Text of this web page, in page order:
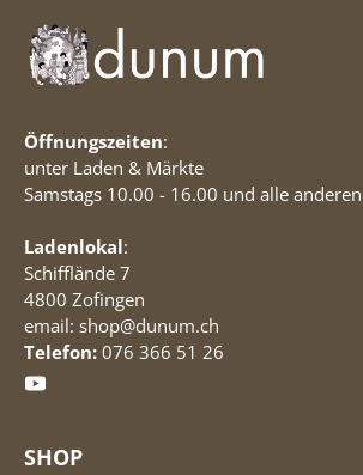
Öffnungszeiten:
unter Laden & Märkte
Samstags 10.00 - 16.00 und alle
Ladenlokal:
Schifflände 7
4800 Zofingen
email: shop@dunum.ch
Telefon: 076 366 51 26
SHOP